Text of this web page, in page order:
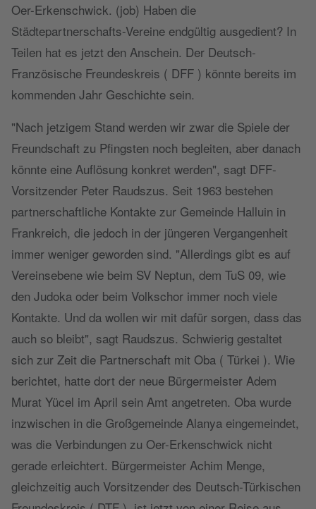
Oer-Erkenschwick. (job) Haben die
Städtepartnerschafts-Vereine endgültig ausgedient? In
Teilen hat es jetzt den Anschein. Der Deutsch-
Französische Freundeskreis ( DFF ) könnte bereits im
kommenden Jahr Geschichte sein.
"Nach jetzigem Stand werden wir zwar die Spiele der
Freundschaft zu Pfingsten noch begleiten, aber danach
könnte eine Auflösung konkret werden", sagt DFF-
Vorsitzender Peter Raudszus. Seit 1963 bestehen
partnerschaftliche Kontakte zur Gemeinde Halluin in
Frankreich, die jedoch in der jüngeren Vergangenheit
immer weniger geworden sind. "Allerdings gibt es auf
Vereinsebene wie beim SV Neptun, dem TuS 09, wie
den Judoka oder beim Volkschor immer noch viele
Kontakte. Und da wollen wir mit dafür sorgen, dass das
auch so bleibt", sagt Raudszus. Schwierig gestaltet
sich zur Zeit die Partnerschaft mit Oba ( Türkei ). Wie
berichtet, hatte dort der neue Bürgermeister Adem
Murat Yücel im April sein Amt angetreten. Oba wurde
inzwischen in die Großgemeinde Alanya eingemeindet,
was die Verbindungen zu Oer-Erkenschwick nicht
gerade erleichtert. Bürgermeister Achim Menge,
gleichzeitig auch Vorsitzender des Deutsch-Türkischen